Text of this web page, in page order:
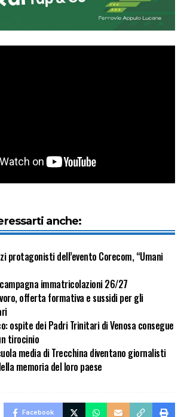
anche:
protagonisti dell’evento Corecom, “Umani
campagna immatricolazioni 26/27
offerta formativa e sussidi per gli
ospite dei Padri Trinitari di Venosa consegue
tirocinio
media di Trecchina diventano giornalisti
memoria del loro paese
Facebook